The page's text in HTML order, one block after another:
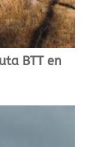
BTT en